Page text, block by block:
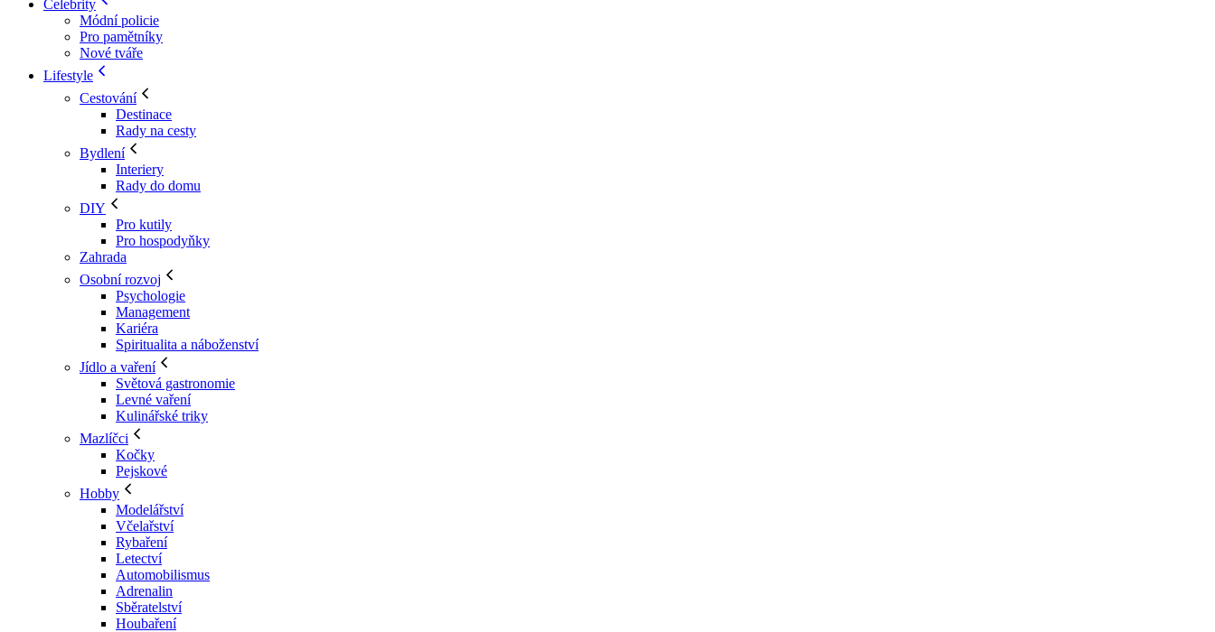
Celebrity
Módní policie
Pro pamětníky
Nové tváře
Lifestyle
Cestování
Destinace
Rady na cesty
Bydlení
Interiery
Rady do domu
DIY
Pro kutily
Pro hospodyňky
Zahrada
Osobní rozvoj
Psychologie
Management
Kariéra
Spiritualita a náboženství
Jídlo a vaření
Světová gastronomie
Levné vaření
Kulinářské triky
Mazlíčci
Kočky
Pejskové
Hobby
Modelářství
Včelařství
Rybaření
Letectví
Automobilismus
Adrenalin
Sběratelství
Houbaření